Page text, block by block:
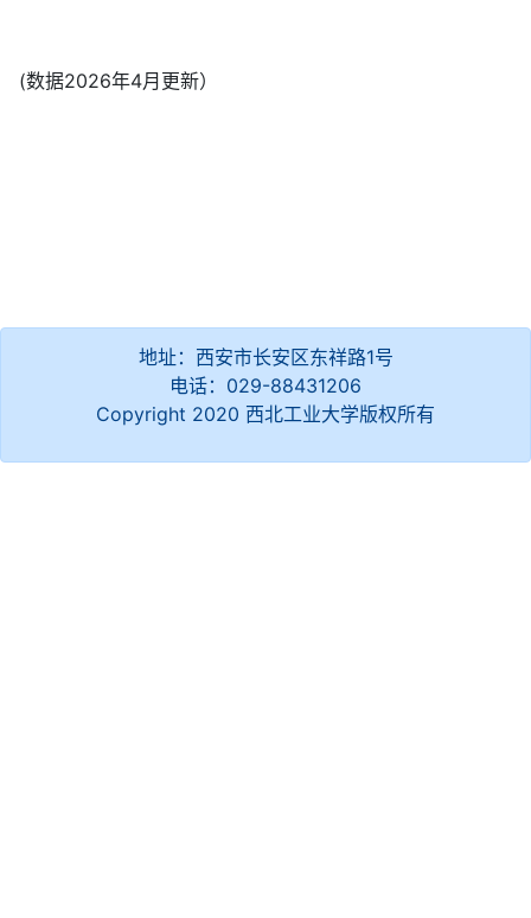
(数据2026年4月更新）
地址：西安市长安区东祥路1号
电话：029-88431206
Copyright 2020 西北工业大学版权所有